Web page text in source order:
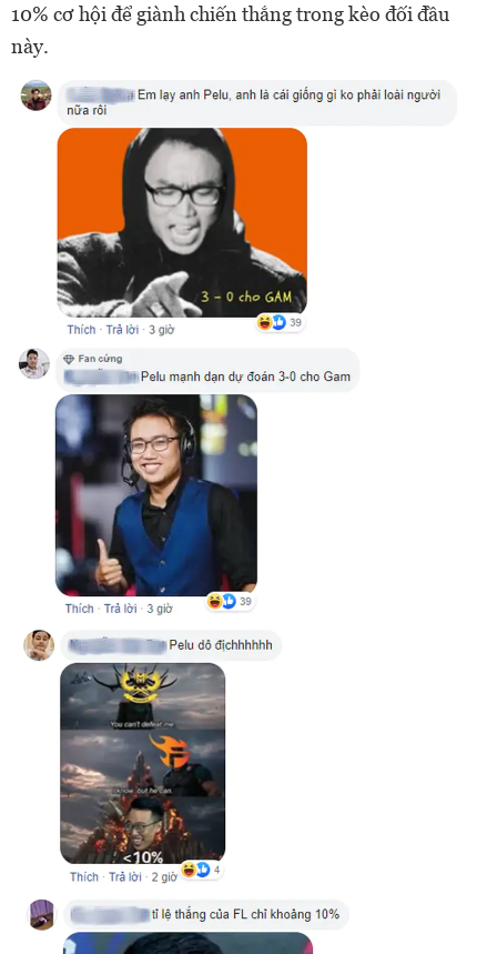
10% cơ hội để giành chiến thắng trong kèo đối đầu
này.